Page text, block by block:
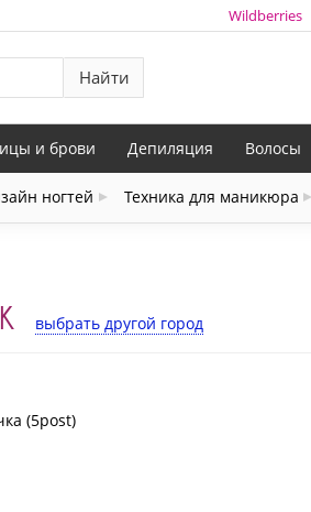
Wildberries
Найти
ногтей Техника для маникюра
и брови Депиляция Волосы
выбрать другой город
(5post)